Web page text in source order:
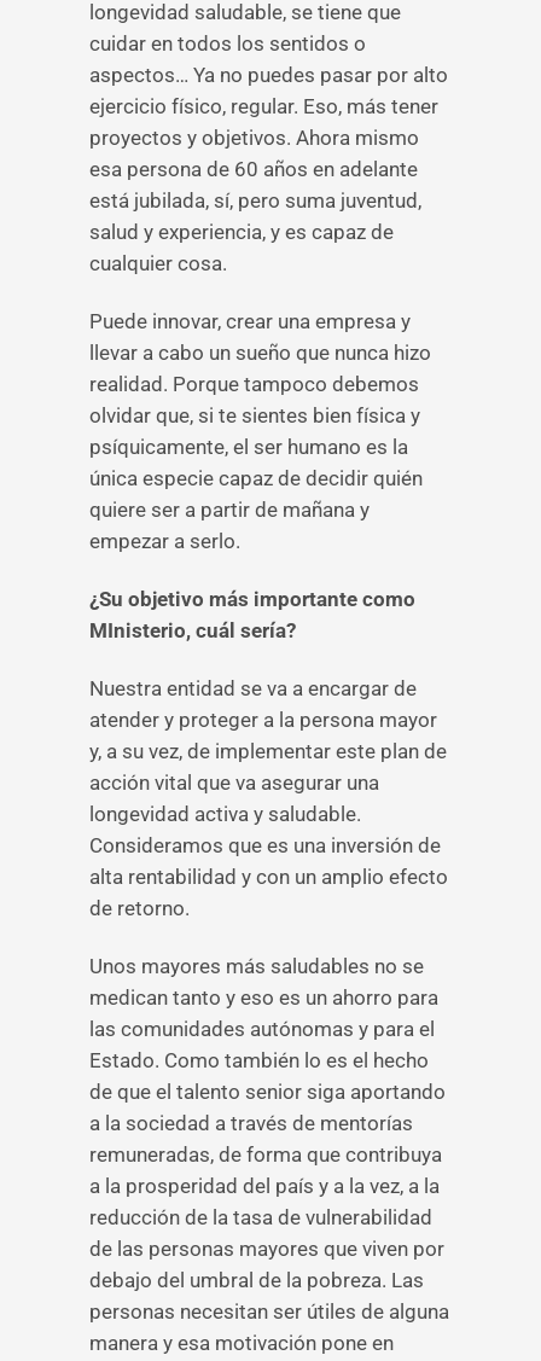
longevidad saludable, se tiene que
cuidar en todos los sentidos o
aspectos… Ya no puedes pasar por alto
ejercicio físico, regular. Eso, más tener
proyectos y objetivos. Ahora mismo
esa persona de 60 años en adelante
está jubilada, sí, pero suma juventud,
salud y experiencia, y es capaz de
cualquier cosa.
Puede innovar, crear una empresa y
llevar a cabo un sueño que nunca hizo
realidad. Porque tampoco debemos
olvidar que, si te sientes bien física y
psíquicamente, el ser humano es la
única especie capaz de decidir quién
quiere ser a partir de mañana y
empezar a serlo.
¿Su objetivo más importante como
MInisterio, cuál sería?
Nuestra entidad se va a encargar de
atender y proteger a la persona mayor
y, a su vez, de implementar este plan de
acción vital que va asegurar una
longevidad activa y saludable.
Consideramos que es una inversión de
alta rentabilidad y con un amplio efecto
de retorno.
Unos mayores más saludables no se
medican tanto y eso es un ahorro para
las comunidades autónomas y para el
Estado. Como también lo es el hecho
de que el talento senior siga aportando
a la sociedad a través de mentorías
remuneradas, de forma que contribuya
a la prosperidad del país y a la vez, a la
reducción de la tasa de vulnerabilidad
de las personas mayores que viven por
debajo del umbral de la pobreza. Las
personas necesitan ser útiles de alguna
manera y esa motivación pone en